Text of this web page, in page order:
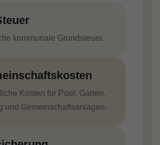
kommunale Grundsteuer.
Kosten für Pool, Garten,
und Gemeinschaftsanlagen.